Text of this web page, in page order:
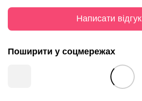
Написати відгук
Поширити у соцмережах